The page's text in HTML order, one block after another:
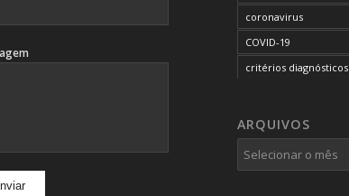
coronavirus
COVID-19
critérios diagnósticos
curso de capacitação
auditivo
ARQUIVOS